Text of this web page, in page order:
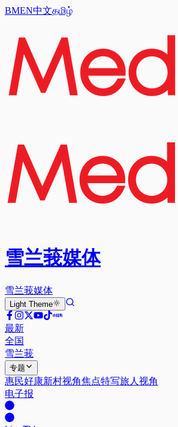
BMEN中文தமிழ்
雪兰莪媒体
雪兰莪媒体
Light Theme
最新
全国
雪兰莪
专题
惠民好康新村视角焦点特写旅人视角
电子报